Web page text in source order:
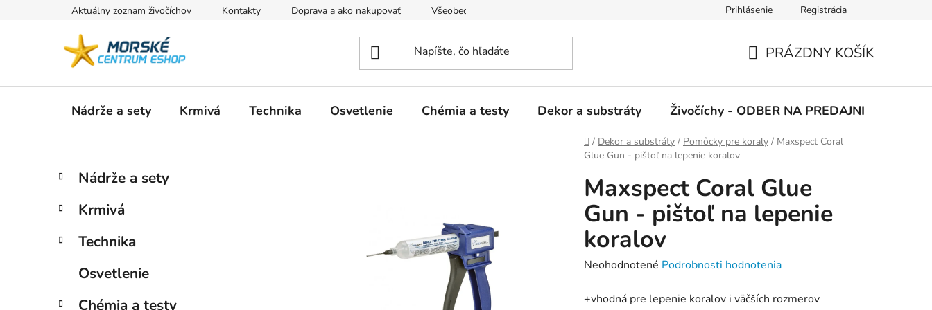
Aktuálny zoznam živočíchov Kontakty Doprava a ako nakupovať Všeobecné obchodné podmienky a dodacie podmienky Ochrana osobných údajov
Prihlásenie Registrácia
KOŠÍK
PRÁZDNY KOŠÍK
Nádrže a sety Krmivá Technika Osvetlenie Chémia a testy Dekor a substráty Živočíchy - ODBER NA PREDAJNI
Domov
/ Dekor a substráty / Pomôcky pre koraly / Maxspect Coral
Glue Gun - pištoľ na lepenie koralov
B
č
ý
n
Preskočiť
kategórie
K
a
e
ó
Nádrže a sety
Krmivá
Technika
Osvetlenie
Chémia a testy
Maxspect Coral Glue
Gun - pištoľ na lepenie
koralov
Priemerné
produktu
Neohodnotené Podrobnosti hodnotenia
+vhodná pre lepenie koralov i väčších rozmerov